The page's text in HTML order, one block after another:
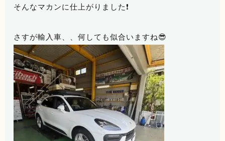
そんなマカンに仕上がりました❗
さすが輸入車、、何しても似合いますね😎